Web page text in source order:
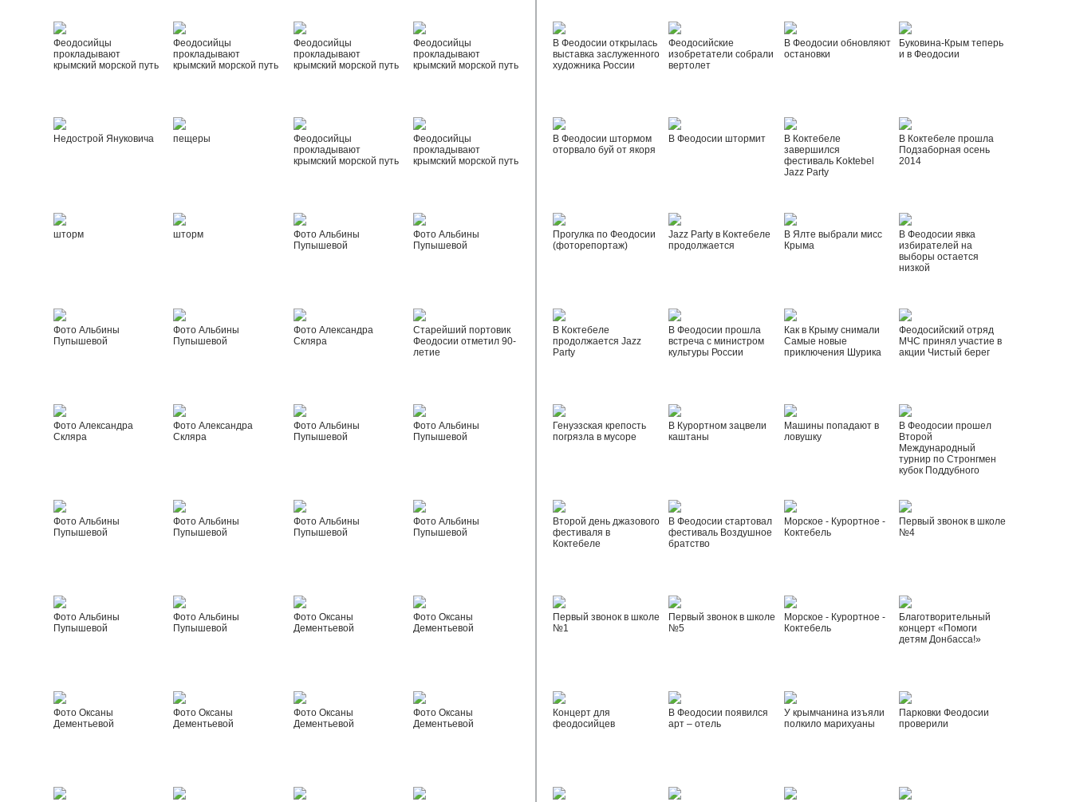
Феодосийцы
прокладывают
крымский морской путь
Феодосийцы
прокладывают
крымский морской путь
Феодосийцы
прокладывают
крымский морской путь
Феодосийцы
прокладывают
крымский морской путь
Недострой Януковича пещеры
Феодосийцы
прокладывают
крымский морской путь
Феодосийцы
прокладывают
крымский морской путь
шторм шторм
Фото Альбины
Пупышевой
Фото Альбины
Пупышевой
Фото Альбины
Пупышевой
Фото Альбины
Пупышевой
Фото Александра
Скляра
Старейший портовик
Феодосии отметил 90-
летие
Фото Александра
Скляра
Фото Александра
Скляра
Фото Альбины
Пупышевой
Фото Альбины
Пупышевой
Фото Альбины
Пупышевой
Фото Альбины
Пупышевой
Фото Альбины
Пупышевой
Фото Альбины
Пупышевой
Фото Альбины
Пупышевой
Фото Альбины
Пупышевой
Фото Оксаны
Дементьевой
Фото Оксаны
Дементьевой
Фото Оксаны
Дементьевой
Фото Оксаны
Дементьевой
Фото Оксаны
Дементьевой
Фото Оксаны
Дементьевой
В Феодосии открылась
выставка заслуженного
художника России
Феодосийские
изобретатели собрали
вертолет
В Феодосии обновляют
остановки
Буковина-Крым теперь
и в Феодосии
В Феодосии штормом
оторвало буй от якоря
В Феодосии штормит
В Коктебеле
завершился
фестиваль Koktebel
Jazz Party
В Коктебеле прошла
Подзаборная осень
2014
Прогулка по Феодосии
(фоторепортаж)
Jazz Party в Коктебеле
продолжается
В Ялте выбрали мисс
Крыма
В Феодосии явка
избирателей на
выборы остается
низкой
В Коктебеле
продолжается Jazz
Party
В Феодосии прошла
встреча с министром
культуры России
Как в Крыму снимали
Самые новые
приключения Шурика
Феодосийский отряд
МЧС принял участие в
акции Чистый берег
Генуэзская крепость
погрязла в мусоре
В Курортном зацвели
каштаны
Машины попадают в
ловушку
В Феодосии прошел
Второй
Международный
турнир по Стронгмен
кубок Поддубного
Второй день джазового
фестиваля в
Коктебеле
В Феодосии стартовал
фестиваль Воздушное
братство
Морское - Курортное -
Коктебель
Первый звонок в школе
№4
Первый звонок в школе
№1
Первый звонок в школе
№5
Морское - Курортное -
Коктебель
Благотворительный
концерт «Помоги
детям Донбасса!»
Концерт для
феодосийцев
В Феодосии появился
арт – отель
У крымчанина изъяли
полкило марихуаны
Парковки Феодосии
проверили